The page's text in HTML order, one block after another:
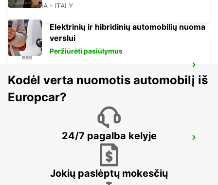
BRESCIA - ITALY
LODI - ITALY
MILAN VIA GALVANI
Elektrinių ir hibridinių automobilių nuoma
verslui
Peržiūrėti pasiūlymus
Kodėl verta nuomotis automobilį iš
Europcar?
24/7 pagalba kelyje
Jokių paslėptų mokesčių